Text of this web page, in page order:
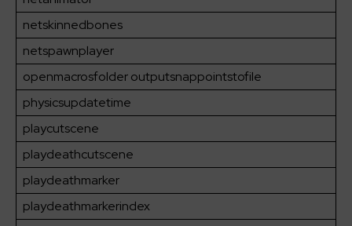
netskinnedbones
netspawnplayer
openmacrosfolder outputsnappointstofile
physicsupdatetime
playcutscene
playdeathcutscene
playdeathmarker
playdeathmarkerindex